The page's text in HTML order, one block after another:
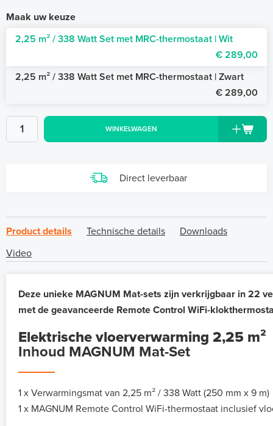
Maak uw keuze
2,25 m² / 338 Watt Set met MRC-thermostaat | Wit
€ 289,00
2,25 m² / 338 Watt Set met MRC-thermostaat | Zwart
€ 289,00
WINKELWAGEN
Direct leverbaar
Product details Technische details
Downloads
Video
Deze unieke MAGNUM Mat-sets zijn verkrijgbaar in 22
met de geavanceerde Remote Control WiFi-
Elektrische vloerverwarming 2,25 m²
Inhoud MAGNUM Mat-Set
1 x Verwarmingsmat van 2,25 m² / 338 Watt (250 mm x 9 m)
1 x MAGNUM Remote Control WiFi-thermostaat inclusief